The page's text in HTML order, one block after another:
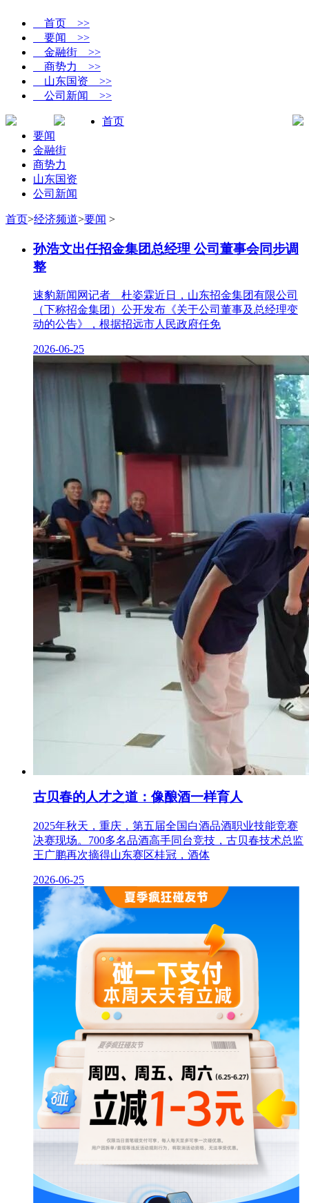
首页 >>
要闻 >>
金融街 >>
商势力 >>
山东国资 >>
公司新闻 >>
首页
要闻
金融街
商势力
山东国资
公司新闻
首页>经济频道>要闻 >
孙浩文出任招金集团总经理 公司董事会同步调
整
速豹新闻网记者 杜姿霖近日，山东招金集团有限公司
（下称招金集团）公开发布《关于公司董事及总经理变
动的公告》，根据招远市人民政府任免
2026-06-25
古贝春的人才之道：像酿酒一样育人
2025年秋天，重庆，第五届全国白酒品酒职业技能竞赛
决赛现场。700多名品酒高手同台竞技，古贝春技术总监
王广鹏再次摘得山东赛区桂冠，酒体
2026-06-25